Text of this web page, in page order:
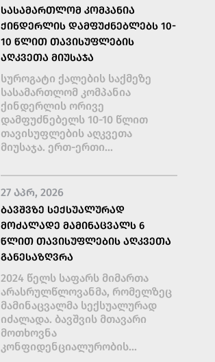
ᲡᲐᲡᲐᲛᲐᲠᲗᲚᲝᲛ ᲙᲝᲛᲞᲐᲜᲘᲐ
ᲥᲘᲜᲓᲔᲠᲚᲘᲡ ᲓᲐᲛᲤᲣᲫᲜᲔᲑᲚᲔᲑᲡ 10-
10 ᲬᲚᲘᲗ ᲗᲐᲕᲘᲡᲣᲤᲚᲔᲑᲘᲡ
ᲐᲦᲙᲕᲔᲗᲐ ᲛᲘᲣᲡᲐᲯᲐ
სუროგატი ქალების საქმეზე
სასამართლომ კომპანია
ქინდერლის ორივე
დამფუძნებელს 10-10 წლით
თავისუფლების აღკვეთა
მიუსაჯა. ერთ-ერთი...
27 ᲐᲞᲠ, 2026
ᲑᲐᲕᲨᲕᲖᲔ ᲡᲔᲥᲡᲣᲐᲚᲣᲠᲐᲓ
ᲛᲝᲫᲐᲚᲐᲓᲔ ᲛᲐᲛᲘᲜᲐᲪᲕᲐᲚᲡ 6
ᲬᲚᲘᲗ ᲗᲐᲕᲘᲡᲣᲤᲚᲔᲑᲘᲡ ᲐᲦᲙᲕᲔᲗᲐ
ᲒᲐᲜᲔᲡᲐᲖᲦᲕᲠᲐ
2024 წელს საფარს მიმართა
არასრულწლოვანმა, რომელზეც
მამინაცვალმა სექსუალურად
იძალადა. ბავშვის მთავარი
მოთხოვნა
კონფიდენციალურობის...